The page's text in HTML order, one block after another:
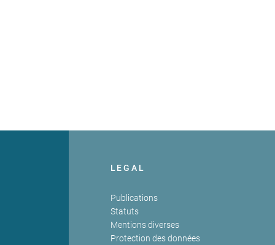
LEGAL
Publications
Statuts
Mentions diverses
Protection des données